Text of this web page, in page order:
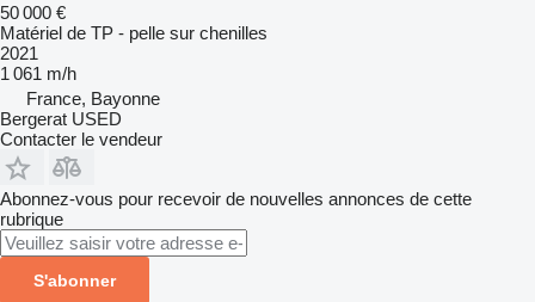
50 000 €
Matériel de TP - pelle sur chenilles
2021
1 061 m/h
France, Bayonne
Bergerat USED
Contacter le vendeur
Abonnez-vous pour recevoir de nouvelles annonces de cette
rubrique
S'abonner